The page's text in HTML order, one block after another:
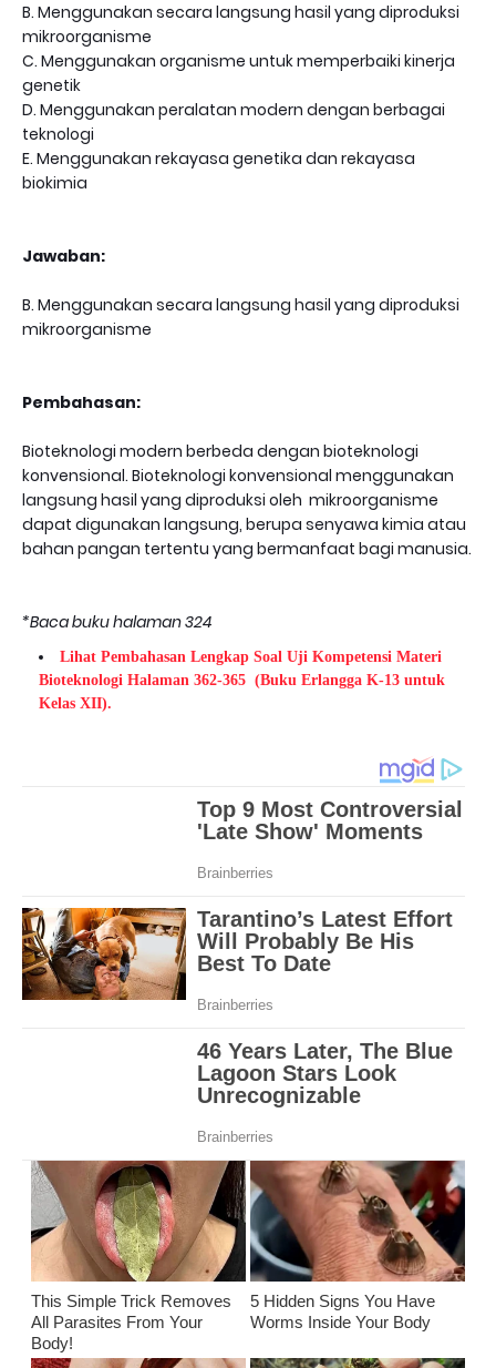
B. Menggunakan secara langsung hasil yang diproduksi
mikroorganisme
C. Menggunakan organisme untuk memperbaiki kinerja
genetik
D. Menggunakan peralatan modern dengan berbagai
teknologi
E. Menggunakan rekayasa genetika dan rekayasa
biokimia
Jawaban:
B. Menggunakan secara langsung hasil yang diproduksi
mikroorganisme
Pembahasan:
Bioteknologi modern berbeda dengan bioteknologi
konvensional. Bioteknologi konvensional menggunakan
langsung hasil yang diproduksi oleh mikroorganisme
dapat digunakan langsung, berupa senyawa kimia atau
bahan pangan tertentu yang bermanfaat bagi manusia.
*Baca buku halaman 324
Lihat Pembahasan Lengkap Soal Uji Kompetensi Materi
Bioteknologi Halaman 362-365 (Buku Erlangga K-13 untuk
Kelas XII).
This Simple Trick Removes
All Parasites From Your
Body!
5 Hidden Signs You Have
Worms Inside Your Body